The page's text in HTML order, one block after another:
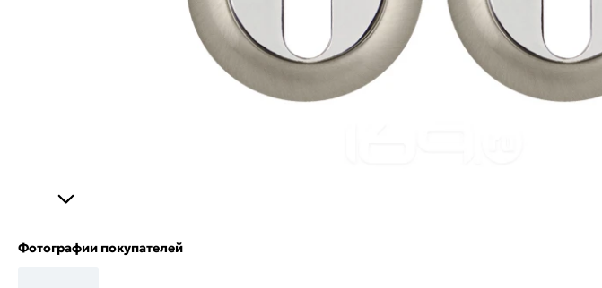
Фотографии покупателей